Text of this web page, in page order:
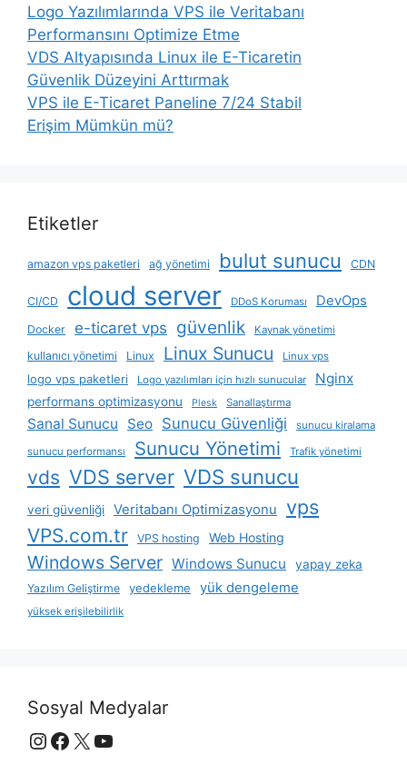
Logo Yazılımlarında VPS ile Veritabanı
Performansını Optimize Etme
VDS Altyapısında Linux ile E-Ticaretin
Güvenlik Düzeyini Arttırmak
VPS ile E-Ticaret Paneline 7/24 Stabil
Erişim Mümkün mü?
Etiketler
amazon vps paketleri ağ yönetimi bulut sunucu CDN
CI/CD cloud server DDoS Koruması DevOps
Docker e-ticaret vps güvenlik Kaynak yönetimi
kullanıcı yönetimi Linux Linux Sunucu Linux vps
logo vps paketleri Logo yazılımları için hızlı sunucular Nginx
performans optimizasyonu Plesk Sanallaştırma
Sanal Sunucu Seo Sunucu Güvenliği sunucu kiralama
sunucu performansı Sunucu Yönetimi Trafik yönetimi
vds VDS server VDS sunucu
veri güvenliği Veritabanı Optimizasyonu vps
VPS.com.tr VPS hosting Web Hosting
Windows Server Windows Sunucu yapay zeka
Yazılım Geliştirme yedekleme yük dengeleme
yüksek erişilebilirlik
Sosyal Medyalar
Instagram Facebook X YouTube